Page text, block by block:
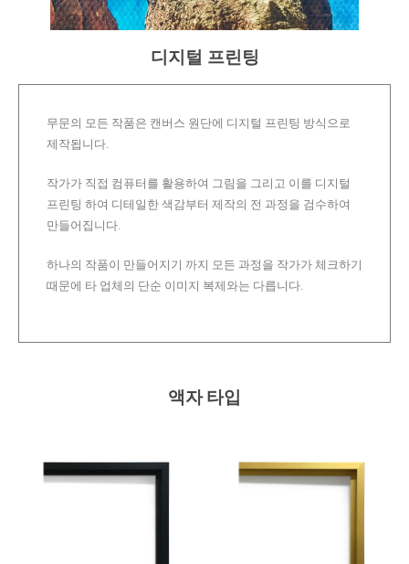
디지털 프린팅
무문의 모든 작품은 캔버스 원단에 디지털 프린팅 방식으로
제작됩니다.
작가가 직접 컴퓨터를 활용하여 그림을 그리고 이를 디지털
프린팅 하여 디테일한 색감부터 제작의 전 과정을 검수하여
만들어집니다.
하나의 작품이 만들어지기 까지 모든 과정을 작가가 체크하기
때문에 타 업체의 단순 이미지 복제와는 다릅니다.
액자 타입